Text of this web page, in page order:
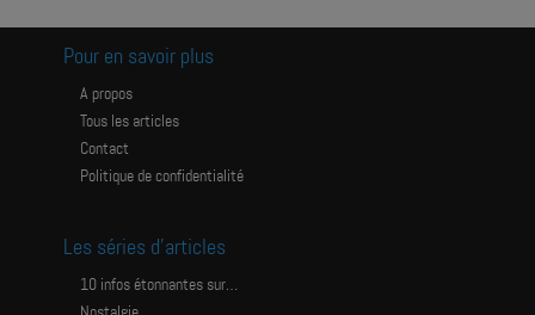
Pour en savoir plus
A propos
Tous les articles
Contact
Politique de confidentialité
Les séries d’articles
10 infos étonnantes sur…